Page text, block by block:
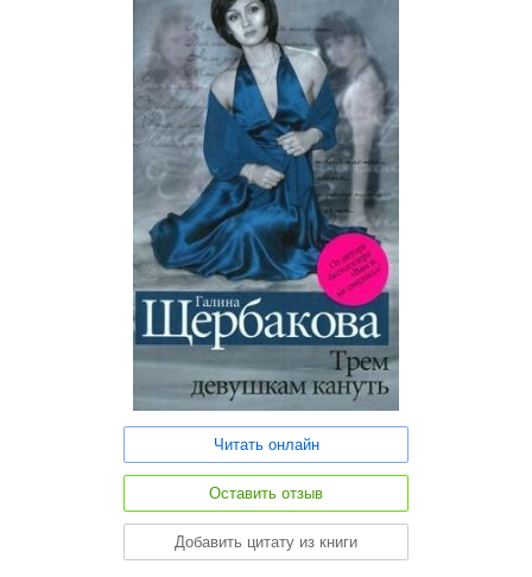
Читать онлайн
Оставить отзыв
Добавить цитату из книги